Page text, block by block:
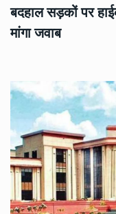
बदहाल सड़कों पर
मांगा जवाब